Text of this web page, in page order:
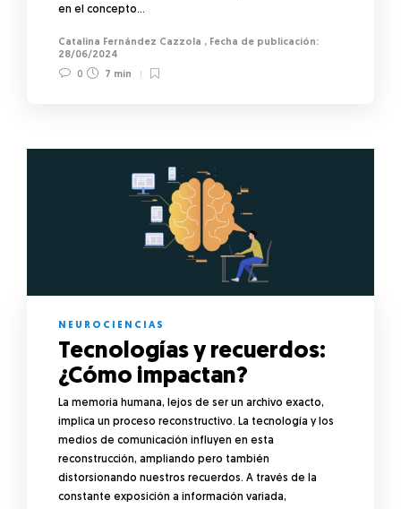
en el concepto…
Catalina Fernández Cazzola ,
28/06/2024
0
7 min
NEUROCIENCIAS
Tecnologías y recuerdos:
¿Cómo impactan?
La memoria humana, lejos de ser un archivo exacto,
implica un proceso reconstructivo. La tecnología y los
medios de comunicación influyen en esta
reconstrucción, ampliando pero también
distorsionando nuestros recuerdos. A través de la
constante exposición a información variada,